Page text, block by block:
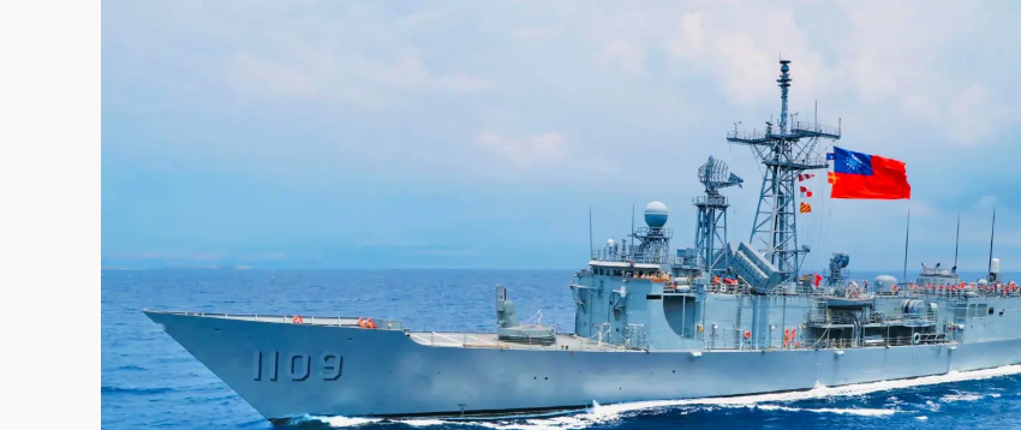
故宮《龍藏經》特展第2檔！今線上預約開賣一度塞車 周六起展出延長至晚上7時
台東農業處長涉圖利渡假村！東檢抗告成功 今重開羈押庭
父親節泡湯了！中颱白海豚雨彈轟3天 「紅到發紫」降雨熱區曝